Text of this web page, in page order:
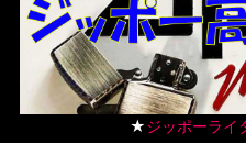
★ジッポーライ